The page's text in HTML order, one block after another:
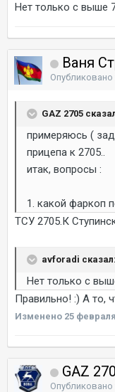
Нет только с выше
Ваня
Опубликовано
GAZ 2705
примеряюсь (
прицепа к 2705..
итак, вопросы :
1. какой фаркоп
ТСУ 2705.К
avforadi сказал:
Нет только с
Правильно! :) А то,
Изменено 25
GAZ
Опубликовано